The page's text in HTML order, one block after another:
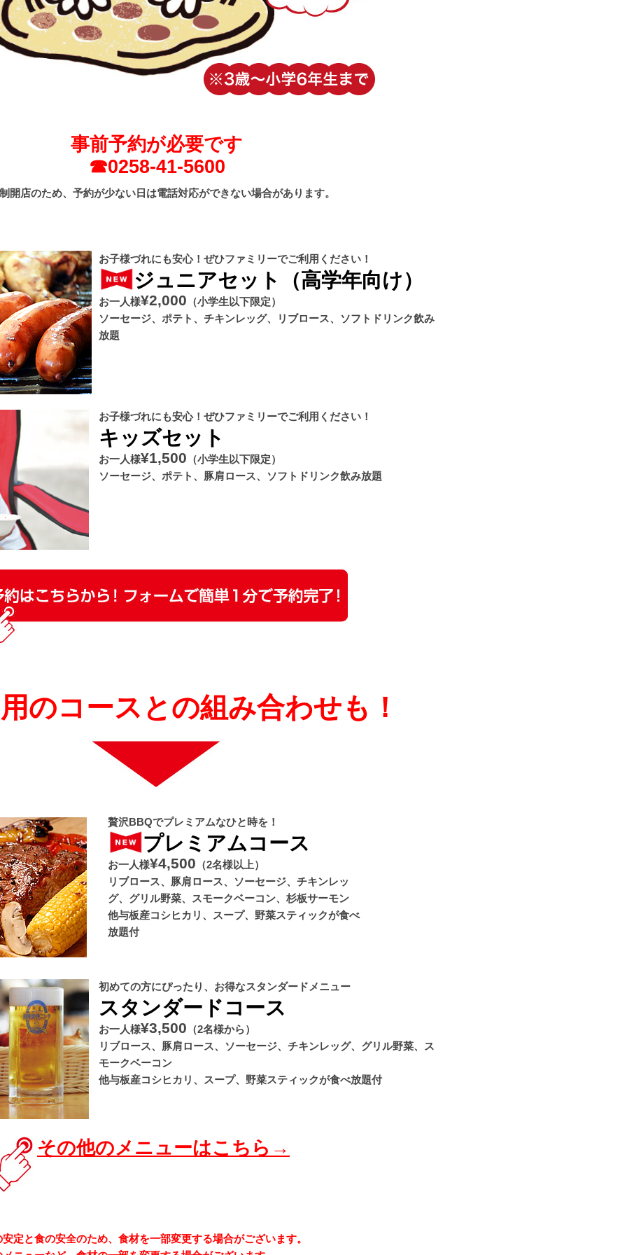
事前予約が必要です
☎0258-41-5600
開店のため、予約が少ない日は電話対応ができない場合があります。
お子様づれにも安心！ぜひファミリーでご利用ください！
ジュニアセット（高学年向け）
お一人様¥2,000 （小学生以下限定）
ソーセージ、ポテト、チキンレッグ、リブロース、ソフトドリンク飲み
放題
お子様づれにも安心！ぜひファミリーでご利用ください！
キッズセット
お一人様¥1,500 （小学生以下限定）
ソーセージ、ポテト、豚肩ロース、ソフトドリンク飲み放題
のコースとの組み合わせも！
贅沢BBQでプレミアムなひと時を！
プレミアムコース
お一人様¥4,500 （2名様以上）
リブロース、豚肩ロース、ソーセージ、チキンレッ
グ、グリル野菜、スモークベーコン、杉板サーモン
他与板産コシヒカリ、スープ、野菜スティックが食べ
放題付
初めての方にぴったり、お得なスタンダードメニュー
スタンダードコース
お一人様¥3,500 （2名様から）
リブロース、豚肩ロース、ソーセージ、チキンレッグ、グリル野菜、ス
モークベーコン
他与板産コシヒカリ、スープ、野菜スティックが食べ放題付
その他のメニューはこちら→
定と食の安全のため、食材を一部変更する場合がございます。